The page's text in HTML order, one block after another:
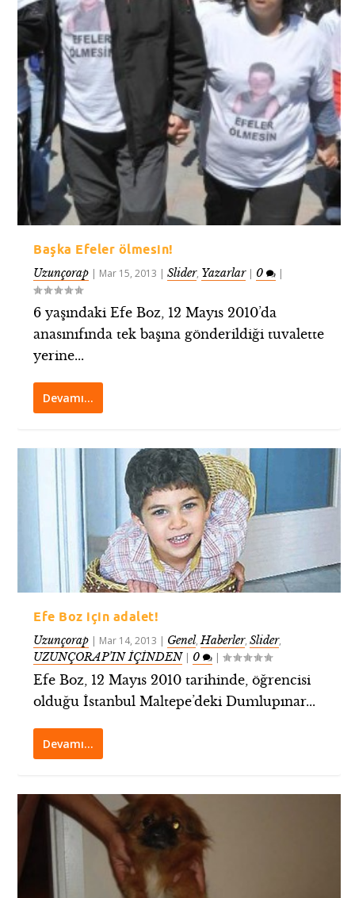
Başka Efeler ölmesin!
Uzunçorap | Mar 15, 2013 |Slider, Yazarlar| 0 |
6 yaşındaki Efe Boz, 12 Mayıs 2010’da
anasınıfında tek başına gönderildiği tuvalette
yerine...
Devamı…
Efe Boz için adalet!
Uzunçorap | Mar 14, 2013 | Genel,Haberler,Slider,
UZUNÇORAP’IN İÇİNDEN| 0 |
Efe Boz, 12 Mayıs 2010 tarihinde, öğrencisi
olduğu İstanbul Maltepe’deki Dumlupınar...
Devamı…